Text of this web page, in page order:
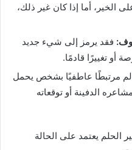
الخير، أما إذا كان غير ذلك،
فقد يرمز إلى شيء جديد
أو تغييرًا قادمًا.
مرتبطًا عاطفيًا بشخص يحمل
الدفينة أو توقعاته
الحلم يعتمد على الحالة